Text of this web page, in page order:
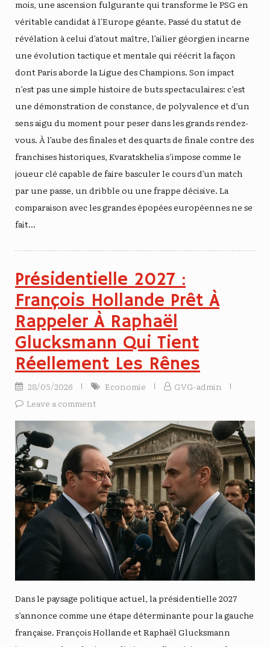
mois, une ascension fulgurante qui transforme le PSG en
véritable candidat à l’Europe géante. Passé du statut de
révélation à celui d’atout maître, l’ailier géorgien incarne
une évolution tactique et mentale qui réécrit la façon
dont Paris aborde la Ligue des Champions. Son impact
n’est pas une simple histoire de buts spectaculaires: c’est
une démonstration de constance, de polyvalence et d’un
sens aigu du moment pour peser dans les grands rendez-
vous. À l’aube des finales et des quarts de finale contre des
franchises historiques, Kvaratskhelia s’impose comme le
joueur clé capable de faire basculer le cours d’un match
par une passe, un dribble ou une frappe décisive. La
comparaison avec les grandes épopées européennes ne se
fait…
Présidentielle 2027 :
François Hollande Prêt À
Rappeler À Raphaël
Glucksmann Qui Tient
Réellement Les Rênes
28/05/2026 Economie
GVG-admin
Leave a comment
Dans le paysage politique actuel, la présidentielle 2027
s’annonce comme une étape déterminante pour la gauche
française. François Hollande et Raphaël Glucksmann